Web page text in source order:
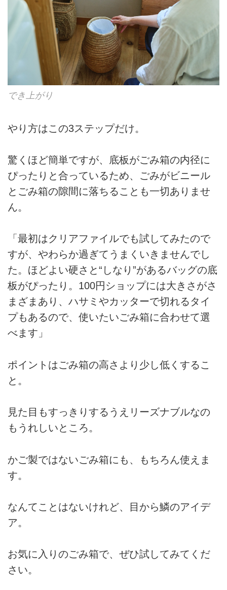
でき上がり
やり方はこの3ステップだけ。
驚くほど簡単ですが、底板がごみ箱の内径に
ぴったりと合っているため、ごみがビニール
とごみ箱の隙間に落ちることも一切ありませ
ん。
「最初はクリアファイルでも試してみたので
すが、やわらか過ぎてうまくいきませんでし
た。ほどよい硬さと“しなり”があるバッグの底
板がぴったり。100円ショップには大きさがさ
まざまあり、ハサミやカッターで切れるタイ
プもあるので、使いたいごみ箱に合わせて選
べます」
ポイントはごみ箱の高さより少し低くするこ
と。
見た目もすっきりするうえリーズナブルなの
もうれしいところ。
かご製ではないごみ箱にも、もちろん使えま
す。
なんてことはないけれど、目から鱗のアイデ
ア。
お気に入りのごみ箱で、ぜひ試してみてくだ
さい。